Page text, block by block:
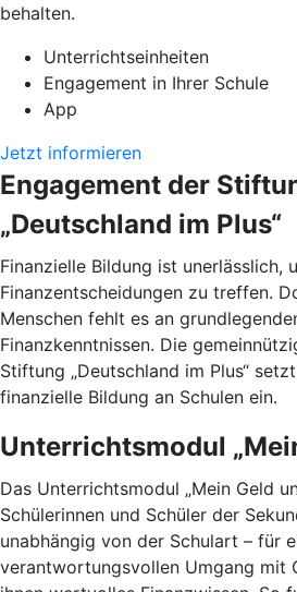
behalten.
Unterrichtseinheiten
Engagement in Ihrer Schule
App
Jetzt informieren
Engagement der
„Deutschland im Plus“
Finanzielle Bildung ist unerlässlich,
Finanzentscheidungen zu treffen.
Menschen fehlt es an
Finanzkenntnissen. Die
Stiftung „Deutschland im Plus“
finanzielle Bildung an Schulen ein.
Unterrichtsmodul
Das Unterrichtsmodul „Mein Geld
Schülerinnen und Schüler der
unabhängig von der Schulart – für
verantwortungsvollen Umgang mit